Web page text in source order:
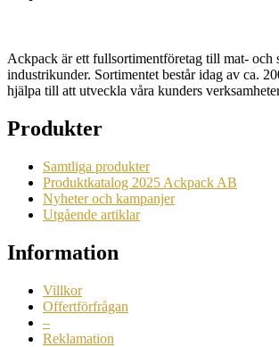
Ackpack är ett fullsortimentföretag till mat- och
industrikunder. Sortimentet består idag av ca.
hjälpa till att utveckla våra kunders
Produkter
Samtliga produkter
Produktkatalog 2025 Ackpack AB
Nyheter och kampanjer
Utgående artiklar
Information
Villkor
Offertförfrågan
–
Reklamation